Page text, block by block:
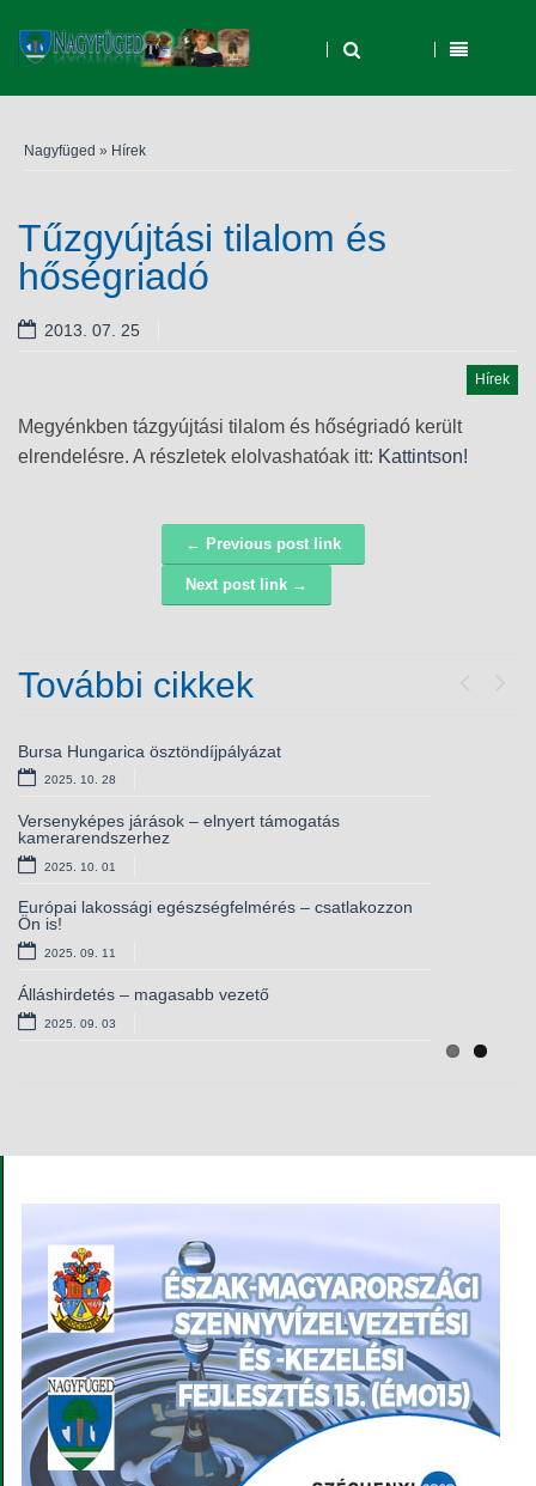
Nagyfüged » Hírek
Tűzgyújtási tilalom és
hőségriadó
2013. 07. 25
Hírek
Megyénkben tázgyújtási tilalom és hőségriadó került
elrendelésre. A részletek elolvashatóak itt: Kattintson!
Navigáció ← Previous post link
Next post link →
További cikkek
Hirdetmény
2026. 05. 14
t5ttttt
2025. 10. 29
Sajtóközlemény – Versenyképes Járások Program
Bursa Hungarica ösztöndíjpályázat
2025. 10. 28
Versenyképes járások – elnyert támogatás
kamerarendszerhez
2025. 10. 01
Európai lakossági egészségfelmérés – csatlakozzon
Ön is!
2025. 09. 11
Álláshirdetés – magasabb vezető
2025. 09. 03